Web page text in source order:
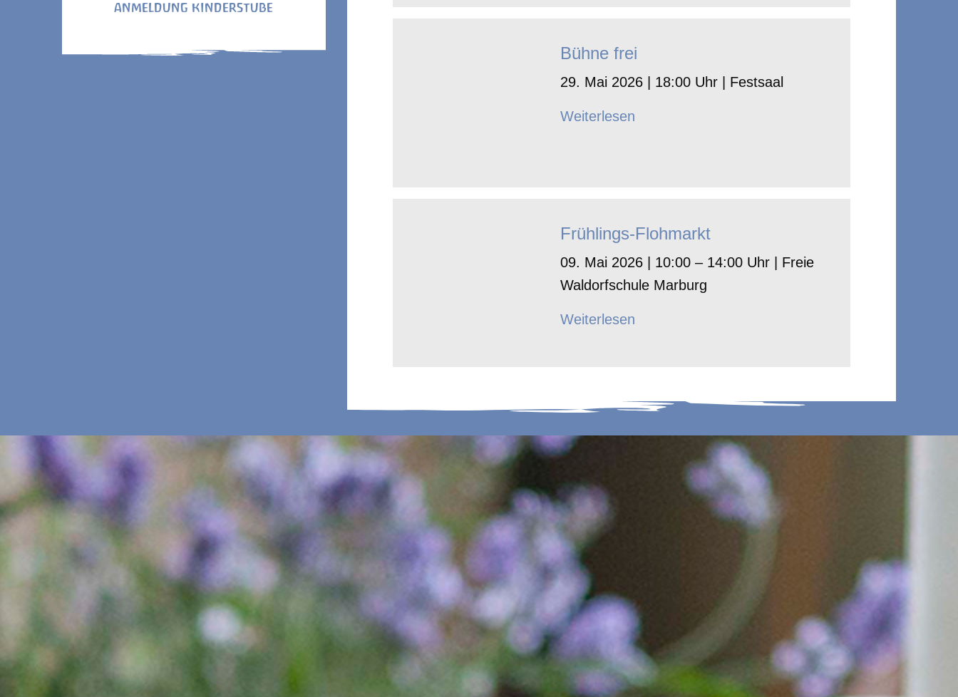
ANMELDUNG KINDERSTUBE
Bühne frei
29. Mai 2026 | 18:00 Uhr | Festsaal
Weiterlesen
Frühlings-Flohmarkt
09. Mai 2026 | 10:00 – 14:00 Uhr | Freie
Waldorfschule Marburg
Weiterlesen